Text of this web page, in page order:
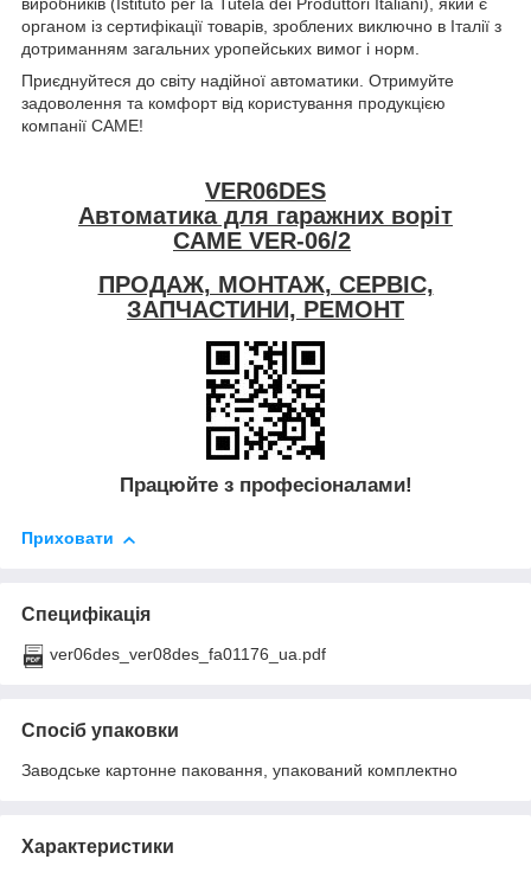
виробників (Istituto per la Tutela dei Produttori Italiani), який є
органом із сертифікації товарів, зроблених виключно в Італії з
дотриманням загальних уропейських вимог і норм.
Приєднуйтеся до світу надійної автоматики. Отримуйте
задоволення та комфорт від користування продукцією
компанії CAME!
VER06DES
Автоматика для гаражних воріт
CAME VER-06/2
ПРОДАЖ, МОНТАЖ, СЕРВІС,
ЗАПЧАСТИНИ, РЕМОНТ
Працюйте з професіоналами!
Приховати
Специфікація
ver06des_ver08des_fa01176_ua.pdf
Спосіб упаковки
Заводське картонне паковання, упакований комплектно
Характеристики